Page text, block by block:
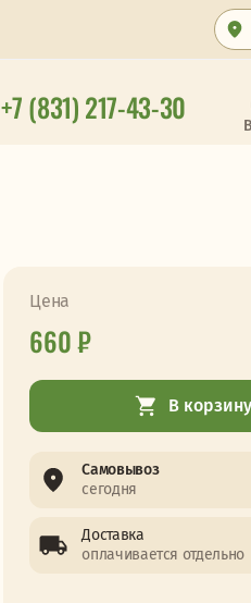
+7 (831) 217-43-30
Цена
660 ₽
В корзину
Самовывоз
сегодня
Доставка
оплачивается отдельно